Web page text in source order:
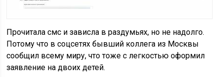
Прочиталасмс и зависла в раздумьях, но не надолго.
Потому что в соцсетях бывший коллега из Москвы
сообщил всему миру, что тоже с легкостью оформил
заявление на двоих детей.